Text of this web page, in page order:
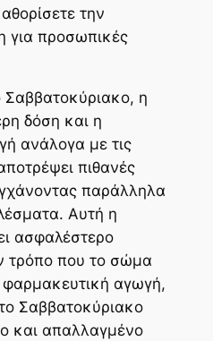
την
για προσωπικές
Σαββατοκύριακο, η
δόση και η
ανάλογα με τις
πιθανές
παράλληλα
Αυτή η
ασφαλέστερο
τρόπο που το σώμα
φαρμακευτική αγωγή,
Σαββατοκύριακο
και απαλλαγμένο